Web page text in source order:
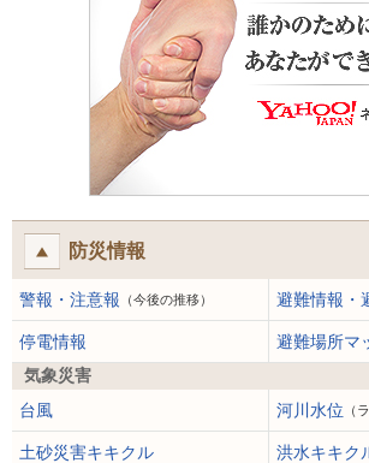
防災情報
警報・注意報 （今後の推移） 避難情報・
停電情報
避難場所マ
気象災害
台風
河川水位 （
土砂災害キキクル
洪水キキク